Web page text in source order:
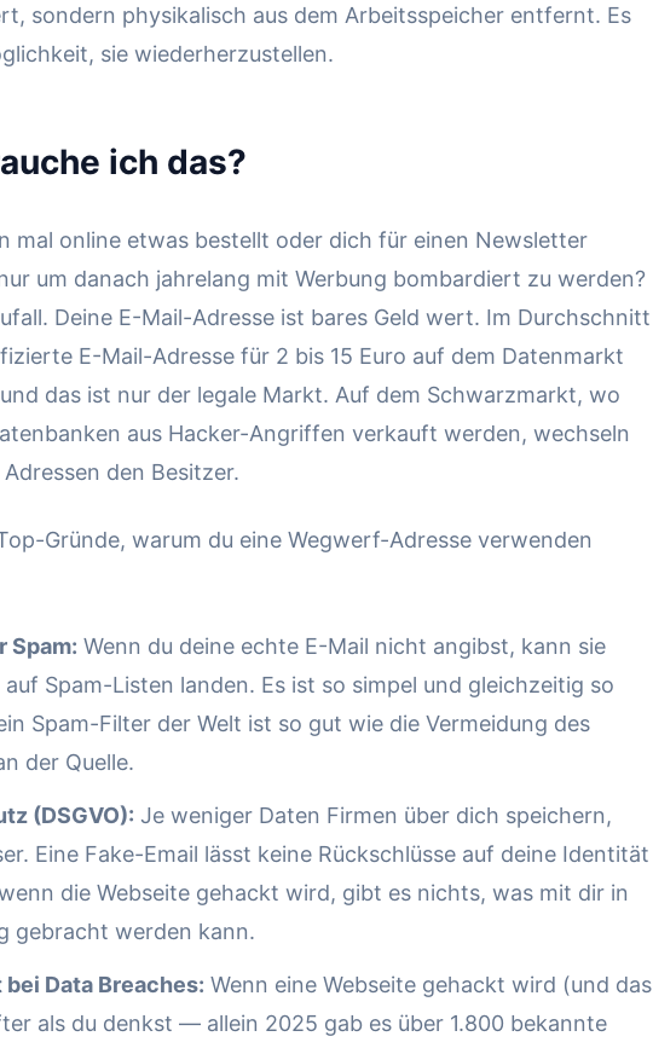
sondern physikalisch aus dem Arbeitsspeicher entfernt. Es
sie wiederherzustellen.
ich das?
mal online etwas bestellt oder dich für einen Newsletter
um danach jahrelang mit Werbung bombardiert zu werden?
Deine E-Mail-Adresse ist bares Geld wert. Im Durchschnitt
E-Mail-Adresse für 2 bis 15 Euro auf dem Datenmarkt
das ist nur der legale Markt. Auf dem Schwarzmarkt, wo
aus Hacker-Angriffen verkauft werden, wechseln
den Besitzer.
Gründe, warum du eine Wegwerf-Adresse verwenden
Spam: Wenn du deine echte E-Mail nicht angibst, kann sie
Spam-Listen landen. Es ist so simpel und gleichzeitig so
Spam-Filter der Welt ist so gut wie die Vermeidung des
der Quelle.
(DSGVO): Je weniger Daten Firmen über dich speichern,
Eine Fake-Email lässt keine Rückschlüsse auf deine Identität
die Webseite gehackt wird, gibt es nichts, was mit dir in
gebracht werden kann.
Data Breaches: Wenn eine Webseite gehackt wird (und das
als du denkst — allein 2025 gab es über 1.800 bekannte